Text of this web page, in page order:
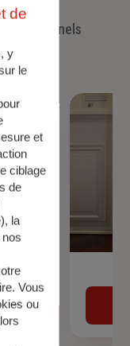
de
y
le
et
ciblage
de
), la
Vous
ou